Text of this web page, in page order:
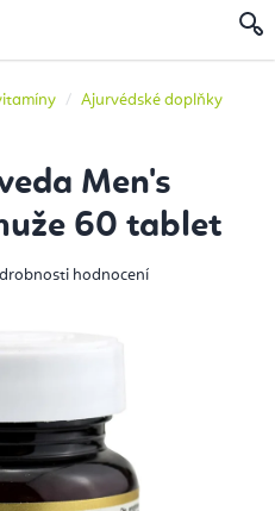
Ajurvédské doplňky
Men's
60 tablet
hodnocení